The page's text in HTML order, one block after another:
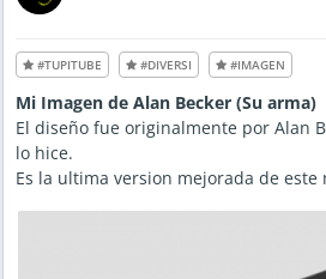
#TUPITUBE #DIVERSI #IMAGEN
Mi Imagen de Alan Becker (Su arma)
El diseño fue originalmente por Alan
lo hice.
Es la ultima version mejorada de este